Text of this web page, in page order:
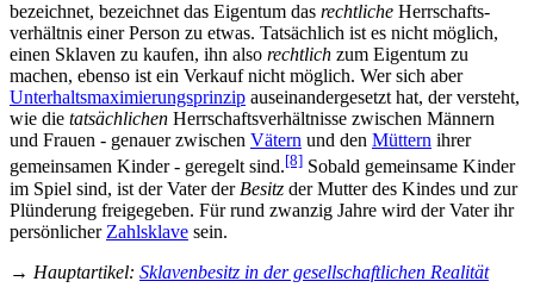
bezeichnet, bezeichnet das Eigentum das rechtliche Herrschafts­
verhältnis einer Person zu etwas. Tatsächlich ist es nicht möglich,
einen Sklaven zu kaufen, ihn also rechtlich zum Eigentum zu
machen, ebenso ist ein Verkauf nicht möglich. Wer sich aber
Unterhalts­maximierungs­prinzip aus­einander­gesetzt hat, der versteht,
wie die tatsächlichen Herrschafts­verhältnisse zwischen Männern
und Frauen - genauer zwischen Vätern und den Müttern ihrer
gemeinsamen Kinder - geregelt sind.[8] Sobald gemeinsame Kinder
im Spiel sind, ist der Vater der Besitz der Mutter des Kindes und zur
Plünderung freigegeben. Für rund zwanzig Jahre wird der Vater ihr
persönlicher Zahlsklave sein.
→ Hauptartikel: Sklavenbesitz in der gesellschaftlichen Realität